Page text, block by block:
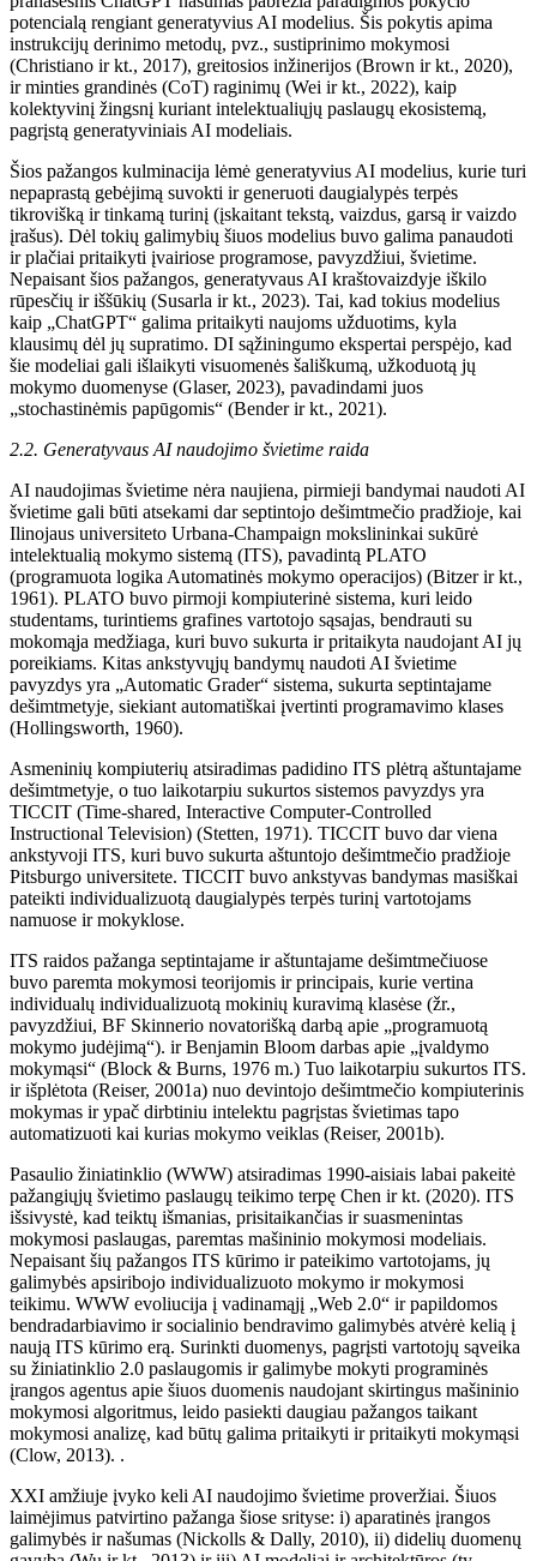
potencialą rengiant generatyvius AI modelius. Šis pokytis apima
instrukcijų derinimo metodų, pvz., sustiprinimo mokymosi
(Christiano ir kt., 2017), greitosios inžinerijos (Brown ir kt., 2020),
ir minties grandinės (CoT) raginimų (Wei ir kt., 2022), kaip
kolektyvinį žingsnį kuriant intelektualiųjų paslaugų ekosistemą,
pagrįstą generatyviniais AI modeliais.
Šios pažangos kulminacija lėmė generatyvius AI modelius, kurie turi
nepaprastą gebėjimą suvokti ir generuoti daugialypės terpės
tikrovišką ir tinkamą turinį (įskaitant tekstą, vaizdus, ​​garsą ir vaizdo
įrašus). Dėl tokių galimybių šiuos modelius buvo galima panaudoti
ir plačiai pritaikyti įvairiose programose, pavyzdžiui, švietime.
Nepaisant šios pažangos, generatyvaus AI kraštovaizdyje iškilo
rūpesčių ir iššūkių (Susarla ir kt., 2023). Tai, kad tokius modelius
kaip „ChatGPT“ galima pritaikyti naujoms užduotims, kyla
klausimų dėl jų supratimo. DI sąžiningumo ekspertai perspėjo, kad
šie modeliai gali išlaikyti visuomenės šališkumą, užkoduotą jų
mokymo duomenyse (Glaser, 2023), pavadindami juos
„stochastinėmis papūgomis“ (Bender ir kt., 2021).
2.2. Generatyvaus AI naudojimo švietime raida
AI naudojimas švietime nėra naujiena, pirmieji bandymai naudoti AI
švietime gali būti atsekami dar septintojo dešimtmečio pradžioje, kai
Ilinojaus universiteto Urbana-Champaign mokslininkai sukūrė
intelektualią mokymo sistemą (ITS), pavadintą PLATO
(programuota logika Automatinės mokymo operacijos) (Bitzer ir kt.,
1961). PLATO buvo pirmoji kompiuterinė sistema, kuri leido
studentams, turintiems grafines vartotojo sąsajas, bendrauti su
mokomąja medžiaga, kuri buvo sukurta ir pritaikyta naudojant AI jų
poreikiams. Kitas ankstyvųjų bandymų naudoti AI švietime
pavyzdys yra „Automatic Grader“ sistema, sukurta septintajame
dešimtmetyje, siekiant automatiškai įvertinti programavimo klases
(Hollingsworth, 1960).
Asmeninių kompiuterių atsiradimas padidino ITS plėtrą aštuntajame
dešimtmetyje, o tuo laikotarpiu sukurtos sistemos pavyzdys yra
TICCIT (Time-shared, Interactive Computer-Controlled
Instructional Television) (Stetten, 1971). TICCIT buvo dar viena
ankstyvoji ITS, kuri buvo sukurta aštuntojo dešimtmečio pradžioje
Pitsburgo universitete. TICCIT buvo ankstyvas bandymas masiškai
pateikti individualizuotą daugialypės terpės turinį vartotojams
namuose ir mokyklose.
ITS raidos pažanga septintajame ir aštuntajame dešimtmečiuose
buvo paremta mokymosi teorijomis ir principais, kurie vertina
individualų individualizuotą mokinių kuravimą klasėse (žr.,
pavyzdžiui, BF Skinnerio novatorišką darbą apie „programuotą
mokymo judėjimą“). ir Benjamin Bloom darbas apie „įvaldymo
mokymąsi“ (Block & Burns, 1976 m.) Tuo laikotarpiu sukurtos ITS.
ir išplėtota (Reiser, 2001a) nuo devintojo dešimtmečio kompiuterinis
mokymas ir ypač dirbtiniu intelektu pagrįstas švietimas tapo
automatizuoti kai kurias mokymo veiklas (Reiser, 2001b).
Pasaulio žiniatinklio (WWW) atsiradimas 1990-aisiais labai pakeitė
pažangiųjų švietimo paslaugų teikimo terpę Chen ir kt. (2020). ITS
išsivystė, kad teiktų išmanias, prisitaikančias ir suasmenintas
mokymosi paslaugas, paremtas mašininio mokymosi modeliais.
Nepaisant šių pažangos ITS kūrimo ir pateikimo vartotojams, jų
galimybės apsiribojo individualizuoto mokymo ir mokymosi
teikimu. WWW evoliucija į vadinamąjį „Web 2.0“ ir papildomos
bendradarbiavimo ir socialinio bendravimo galimybės atvėrė kelią į
naują ITS kūrimo erą. Surinkti duomenys, pagrįsti vartotojų sąveika
su žiniatinklio 2.0 paslaugomis ir galimybe mokyti programinės
įrangos agentus apie šiuos duomenis naudojant skirtingus mašininio
mokymosi algoritmus, leido pasiekti daugiau pažangos taikant
mokymosi analizę, kad būtų galima pritaikyti ir pritaikyti mokymąsi
(Clow, 2013). .
XXI amžiuje įvyko keli AI naudojimo švietime proveržiai. Šiuos
laimėjimus patvirtino pažanga šiose srityse: i) aparatinės įrangos
galimybės ir našumas (Nickolls & Dally, 2010), ii) didelių duomenų